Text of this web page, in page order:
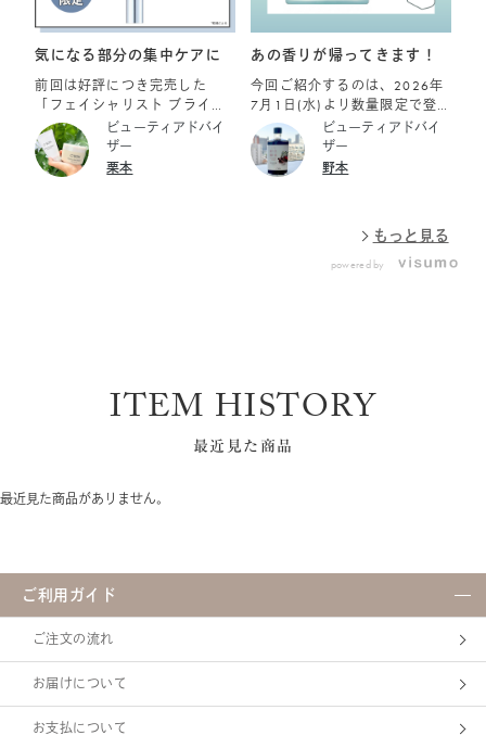
ます☆ 通常製品フェイシャリ
スト ファーメントパウダーa
168ピースが キャンペーン品
はなんと24ピース増量（約
4,500円分）もオトク。 フェ
イシャリスト ファーメントパ
ウダーa＜0.3g×168ピース
洗顔料を１．５㎝加えます ④
手のひら全体を使って繰り返
空気を含ませながら泡立てま
洗顔してください 洗顔料はフ
ェイシャリスト モイストベー
れや古い角質による
イ、ベントナイト）を配合し
た濃密吸着泡 • 洗い上がり：
すっきり、透明感のあるクリ
アな肌 • 香り： 爽快なホワイ
トジンジャーの香り *3種のク
レイ：洗浄補助成分 特長の違
う3種のクレイが、毛穴の奥の
ジンジャーの爽やかな香り
が、夏のどんよりした気分ま
でシャキッとリフレッシュさ
方がこちら。 • 特長： アルカ
リ温泉成分*配合の、ワンプッ
上がり： つるんと輝く、なめ
すめの使い分けテクニック 贅
方法がおすすめです！ • 朝の
ワイトスムージングエッセン
ス MDSは、 油溶性で、乳液タ
イプの薬用美白*美容液です。
のある美しい素肌へと導きま
す。 有効成分水溶性プラセン
タエキスは、日やけによるメ
ラニンの生成によるシミを防
ぎます。 単品使いももちろん
気になる部分の集中ケアに
前回は好評につき完売した
「フェイシャリスト ブライト
アップエッセンスa」が2026
年7月1日（水）再販！ 紫外線
による乾燥でお悩みがある方
ビューティアドバイ
ザー
栗本
あの香りが帰ってきます！
今回ご紹介するのは、2026年
7月1日(水)より数量限定で登
場する フェイシャリスト トリ
ートメントブライトマセ アロ
マ 230g ￥12,100（税込）
そ、心ときめく香りで至福の
クレンジングタイムを過ごし
まれながら、一日の汚れだけ
でなく、夏の暑さをリフレッ
シュさせてくれます。 ◆夏肌
におすすめ！3種のクリアコン
から肌を守り、澄みわたるよ
イエキス：夏特有のどんより
を叶えます。 とっても爽やか
ビューティアドバイ
ザー
野本
もっと見る
powered by
ITEM HISTORY
最近見た商品
最近見た商品がありません。
ご利用ガイド
ご注文の流れ
お届けについて
お支払について